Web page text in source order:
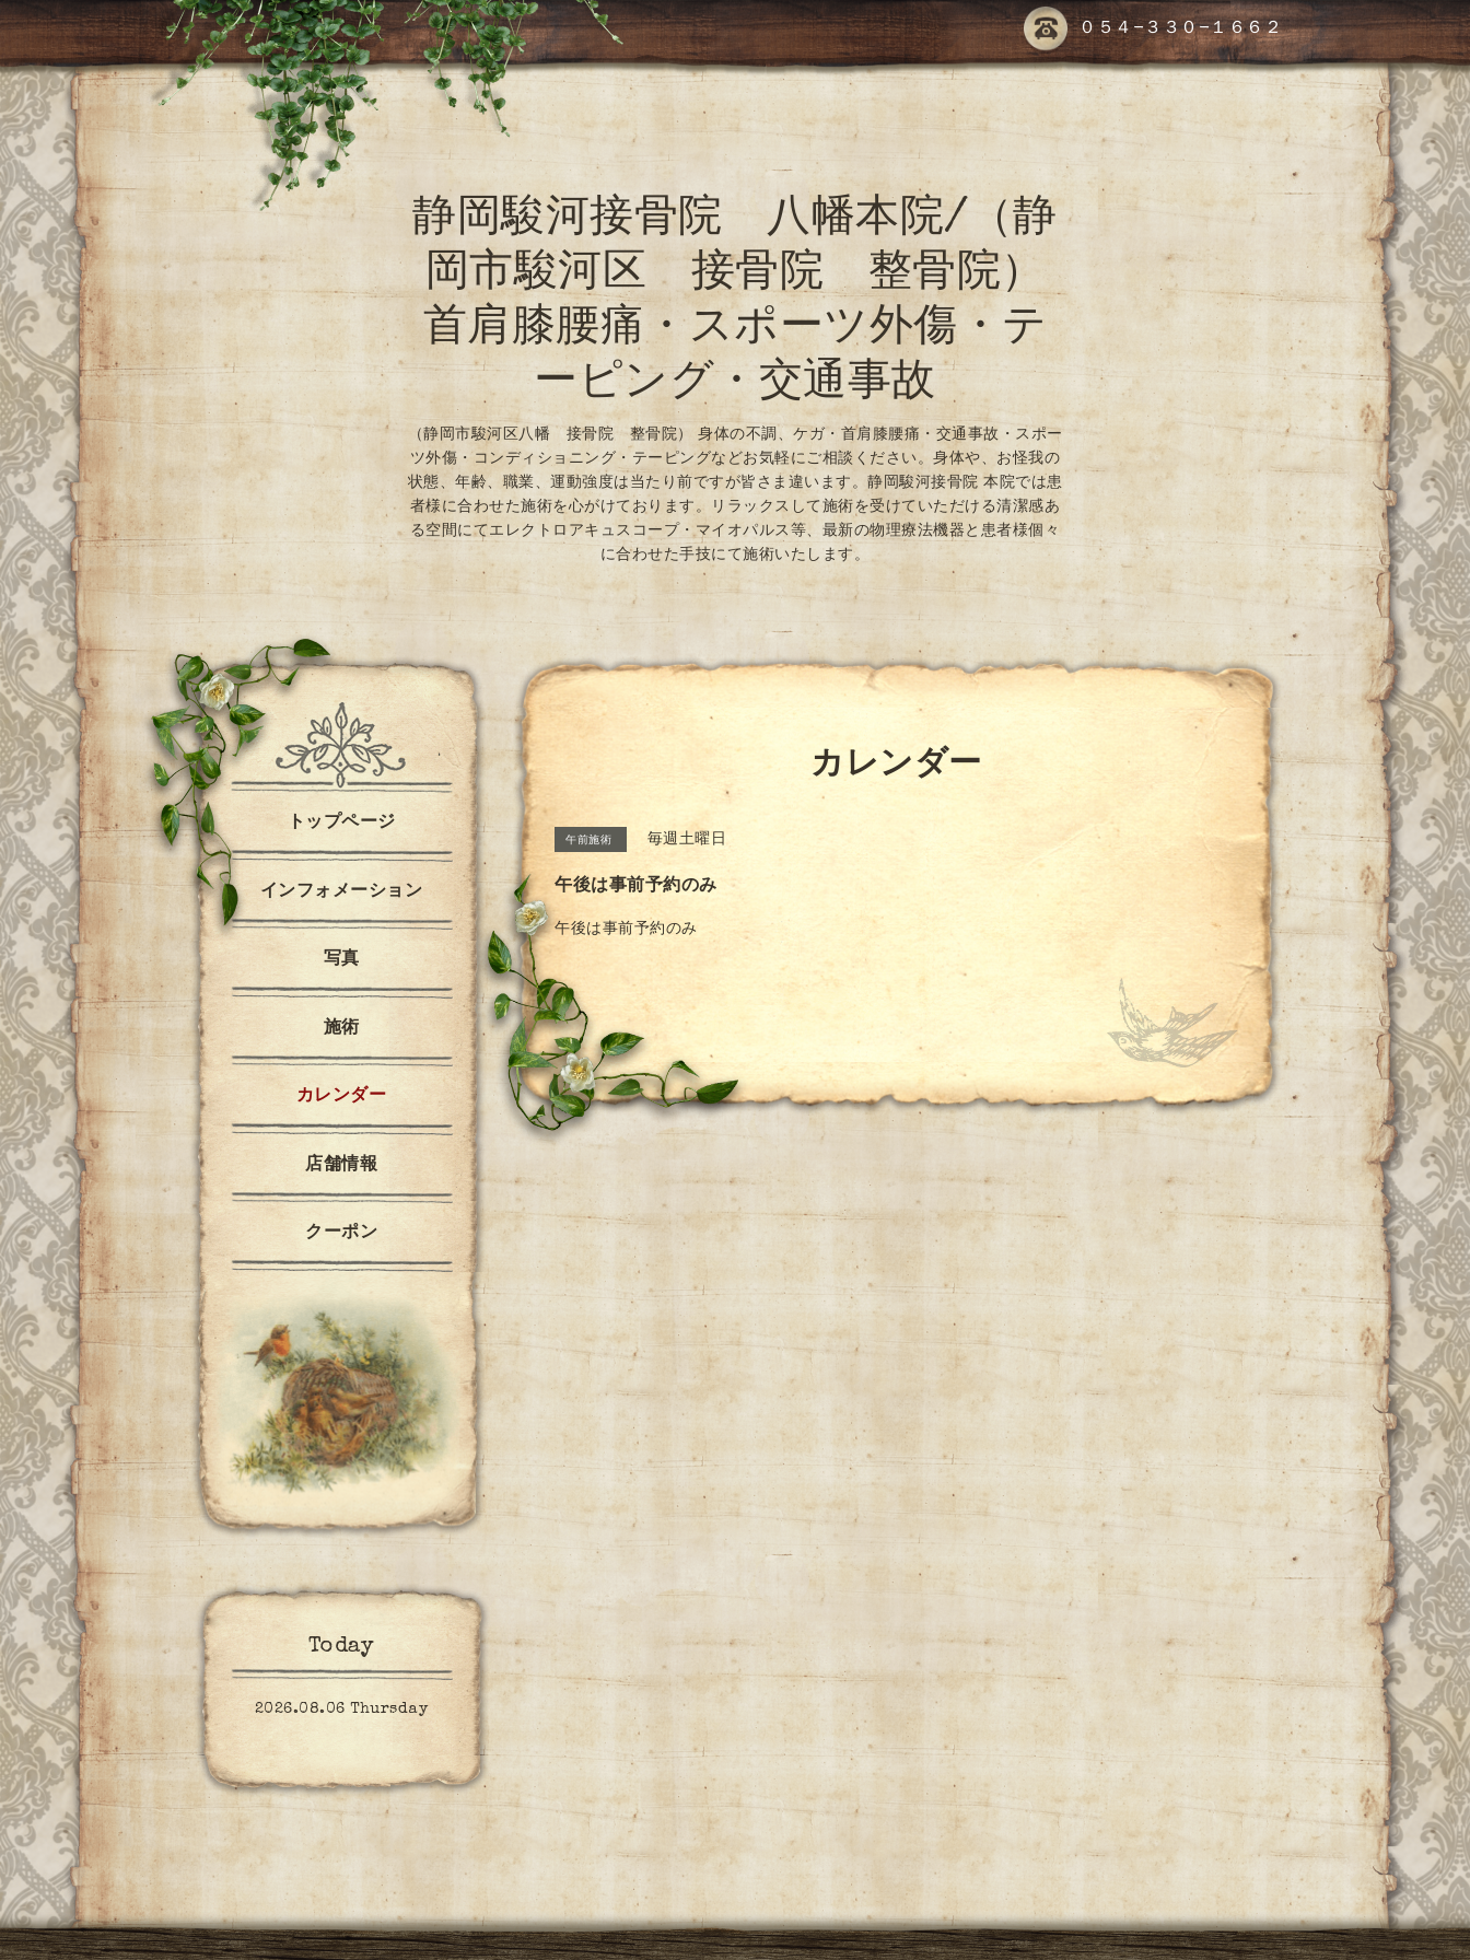
０５４-３３０-１６６２
静岡駿河接骨院 八幡本院/（静
岡市駿河区 接骨院 整骨院）
首肩膝腰痛・スポーツ外傷・テ
ーピング・交通事故
（静岡市駿河区八幡 接骨院 整骨院） 身体の不調、ケガ・首肩膝腰痛・交通事故・スポー
ツ外傷・コンディショニング・テーピングなどお気軽にご相談ください。身体や、お怪我の
状態、年齢、職業、運動強度は当たり前ですが皆さま違います。静岡駿河接骨院 本院では患
者様に合わせた施術を心がけております。リラックスして施術を受けていただける清潔感あ
る空間にてエレクトロアキュスコープ・マイオパルス等、最新の物理療法機器と患者様個々
に合わせた手技にて施術いたします。
カレンダー
午前施術 毎週土曜日
午後は事前予約のみ
午後は事前予約のみ
トップページ
インフォメーション
写真
施術
カレンダー
店舗情報
クーポン
Today
2026.08.06 Thursday